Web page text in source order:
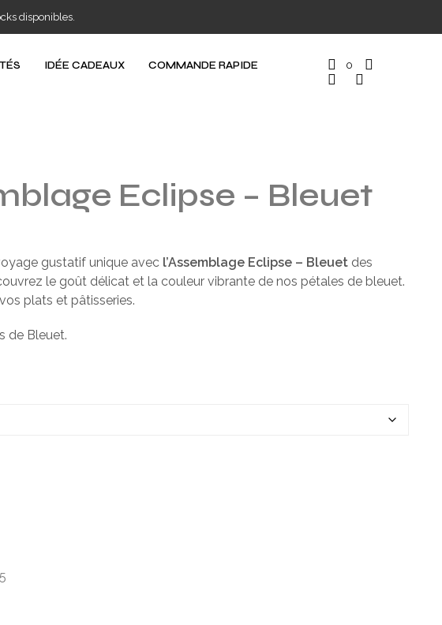
disponibles.
IDÉE CADEAUX
COMMANDE RAPIDE
0
Eclipse – Bleuet
gustatif unique avec l’Assemblage Eclipse – Bleuetdes
le goût délicat et la couleur vibrante de nos pétales de bleuet.
plats et pâtisseries.
de Bleuet.